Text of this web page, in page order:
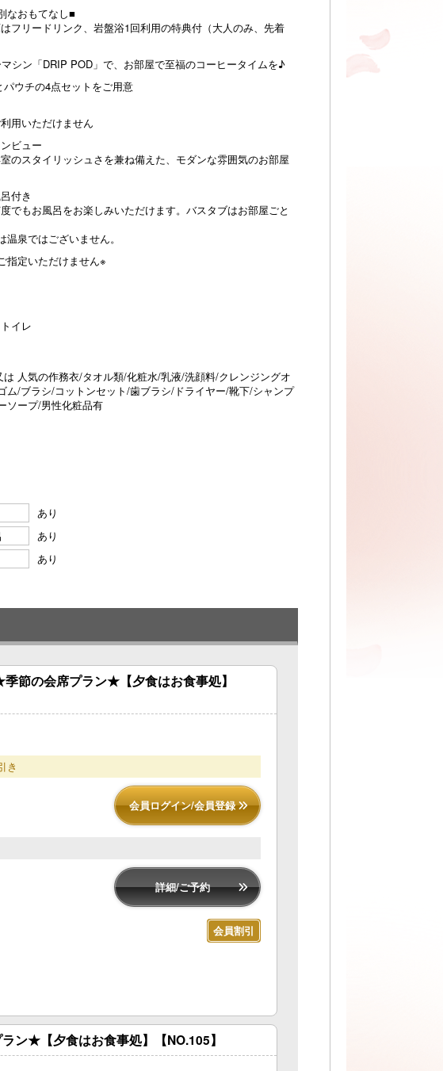
なおもてなし■
フリードリンク、岩盤浴1回利用の特典付（大人のみ、先着
マシン「DRIP POD」で、お部屋で至福のコーヒータイムを♪
パウチの4点セットをご用意
用いただけません
ビュー
のスタイリッシュさを兼ね備えた、モダンな雰囲気のお部屋
付き
でもお風呂をお楽しみいただけます。バスタブはお部屋ごと
泉ではございません。
指定いただけません※
イレ
は 人気の作務衣/タオル類/化粧水/乳液/洗顔料/クレンジングオ
ム/ブラシ/コットンセット/歯ブラシ/ドライヤー/靴下/シャンプ
ソープ/男性化粧品有
あり
あり
あり
節の会席プラン★【夕食はお食事処】
き
会員ログイン/会員登録
詳細/ご予約
会員割引
ン★【夕食はお食事処】【NO.105】